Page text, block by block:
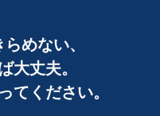
めない、
大丈夫。
てください。